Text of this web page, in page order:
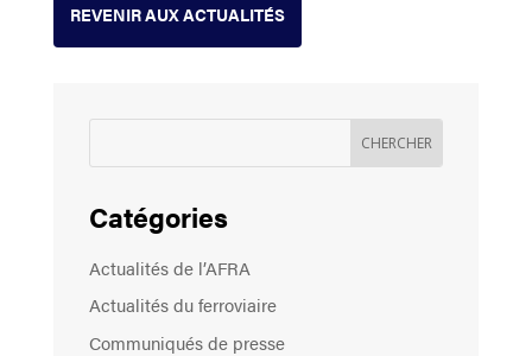
REVENIR AUX ACTUALITÉS
Catégories
Actualités de l’AFRA
Actualités du ferroviaire
Communiqués de presse